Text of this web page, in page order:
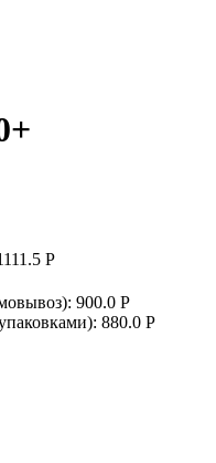
P
900.0 P
880.0 P